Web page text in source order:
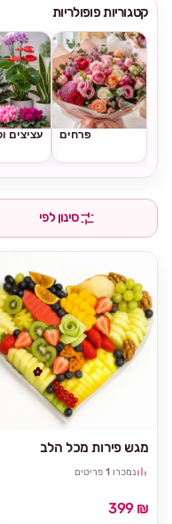
קטגוריות פופולריות
פרחים עציצים
סינון לפי
מגש פירות מכל הלב
נמכרו 1 פריטים
399 ₪